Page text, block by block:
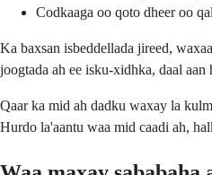
Codkaaga oo qoto dheer oo
Ka baxsan isbeddellada jireed,
joogtada ah ee isku-xidhka, daal
Qaar ka mid ah dadku waxay la
Hurdo la'aantu waa mid caadi ah,